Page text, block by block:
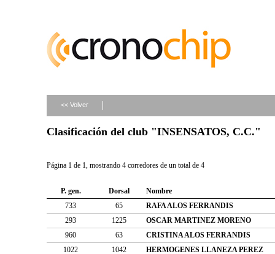
<< Volver
Clasificación del club "INSENSATOS, C.C."
Página 1 de 1, mostrando 4 corredores de un total de 4
P. gen. Dorsal
Nombre
733
65
RAFA ALOS FERRANDIS
293
1225
OSCAR MARTINEZ MORENO
960
63
CRISTINA ALOS FERRANDIS
1022
1042
HERMOGENES LLANEZA PEREZ